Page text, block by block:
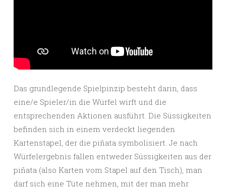
Das grundlegende Spielpinzip besteht darin, dass
eine/e Spieler/in die Würfel wirft und die
entsprechenden Aktionen ausführt. Die Süssigkeiten
befinden sich in einem verdeckt liegenden
Kartenstapel, der die piñata symbolisiert. Je nach
Würfelergebnis fallen entweder Süssigkeiten aus der
piñata (also Karten vom Stapel auf den Tisch), man
darf sich eine Tüte nehmen, mit der man mehr